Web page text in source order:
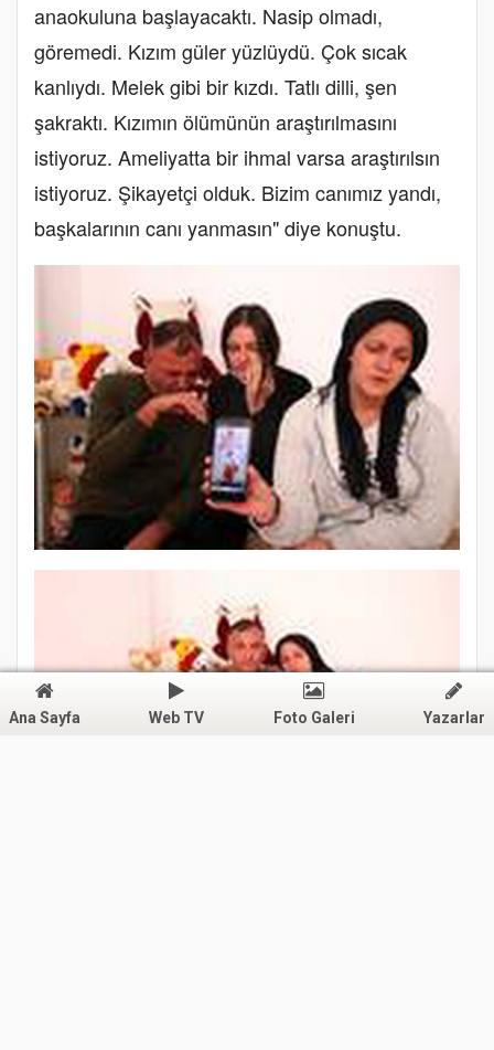
anaokuluna başlayacaktı. Nasip olmadı,
göremedi. Kızım güler yüzlüydü. Çok sıcak
kanlıydı. Melek gibi bir kızdı. Tatlı dilli, şen
şakraktı. Kızımın ölümünün araştırılmasını
istiyoruz. Ameliyatta bir ihmal varsa araştırılsın
istiyoruz. Şikayetçi olduk. Bizim canımız yandı,
başkalarının canı yanmasın" diye konuştu.
Ana Sayfa Web TV Foto Galeri Yazarlar